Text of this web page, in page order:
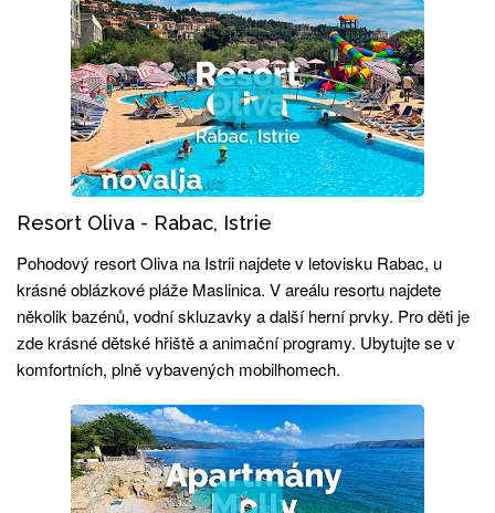
Resort Oliva - Rabac, Istrie
Pohodový resort Oliva na Istrii najdete v letovisku Rabac, u
krásné oblázkové pláže Maslinica. V areálu resortu najdete
několik bazénů, vodní skluzavky a další herní prvky. Pro děti je
zde krásné dětské hřiště a animační programy. Ubytujte se v
komfortních, plně vybavených mobilhomech.